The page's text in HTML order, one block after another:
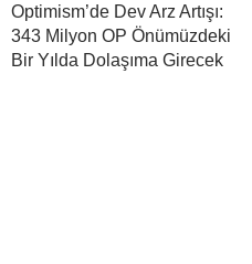
Optimism’de Dev Arz Artışı:
343 Milyon OP Önümüzdeki
Bir Yılda Dolaşıma Girecek